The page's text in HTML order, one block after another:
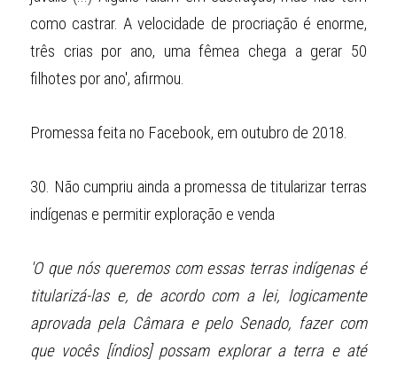
como castrar. A velocidade de procriação é enorme,
três crias por ano, uma fêmea chega a gerar 50
filhotes por ano', afirmou.
Promessa feita no Facebook, em outubro de 2018.
30. Não cumpriu ainda a promessa de titularizar terras
indígenas e permitir exploração e venda
'O que nós queremos com essas terras indígenas é
titularizá-las e, de acordo com a lei, logicamente
aprovada pela Câmara e pelo Senado, fazer com
que vocês [índios] possam explorar a terra e até